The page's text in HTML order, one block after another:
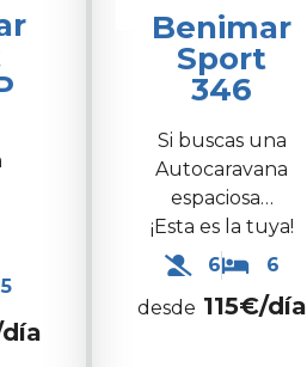
5
Benimar
Sport
346
Si buscas una
Autocaravana
espaciosa…
¡Esta es la tuya!
6
6
desde 115€/día